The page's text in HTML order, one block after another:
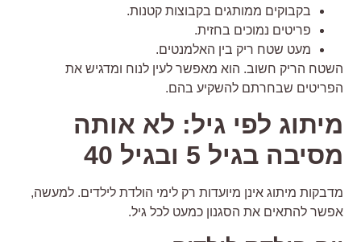
בקבוקים ממותגים בקבוצות קטנות.
פריטים נמוכים בחזית.
מעט שטח ריק בין האלמנטים.
השטח הריק חשוב. הוא מאפשר לעין לנוח ומדגיש את
הפריטים שבחרתם להשקיע בהם.
מיתוג לפי גיל: לא אותה
מסיבה בגיל 5 ובגיל 40
מדבקות מיתוג אינן מיועדות רק לימי הולדת לילדים. למעשה,
אפשר להתאים את הסגנון כמעט לכל גיל.